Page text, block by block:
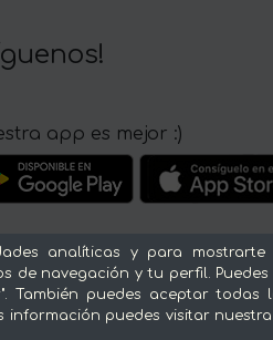
app es mejor :)
mentta
analíticas y para mostrarte
de navegación y tu perfil.
También puedes aceptar todas
información puedes visitar nuestra